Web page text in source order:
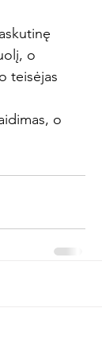
o
teisėjas
o